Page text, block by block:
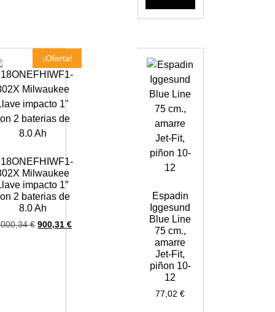
¡Oferta!
Milwaukee
impacto 1″
2 baterias de
8.0 Ah
€ 900,31€
Espadin
Iggesund
Blue Line
75 cm.,
amarre
Jet-Fit,
piñon 10-
12
77,02€